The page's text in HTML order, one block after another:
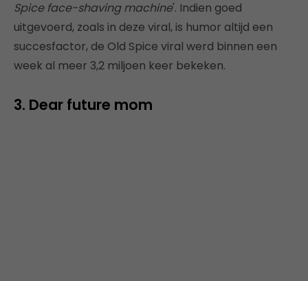
Spice face-shaving machine'. Indien goed
uitgevoerd, zoals in deze viral, is humor altijd een
succesfactor, de Old Spice viral werd binnen een
week al meer 3,2 miljoen keer bekeken.
3. Dear future mom